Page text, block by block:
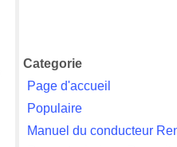
Categorie
Page d'accueil
Populaire
Manuel du conducteur